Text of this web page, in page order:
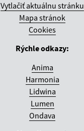
Vytlačiť aktuálnu stránku
Mapa stránok
Cookies
Rýchle odkazy:
Anima
Harmonia
Lidwina
Lumen
Ondava